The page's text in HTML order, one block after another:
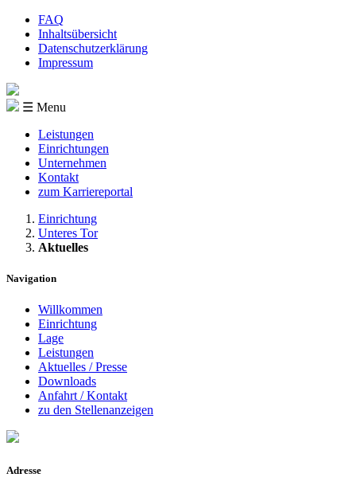
FAQ
Inhaltsübersicht
Datenschutzerklärung
Impressum
☰ Menu
Leistungen
Einrichtungen
Unternehmen
Kontakt
zum Karriereportal
Einrichtung
Unteres Tor
Aktuelles
Navigation
Willkommen
Einrichtung
Lage
Leistungen
Aktuelles / Presse
Downloads
Anfahrt / Kontakt
zu den Stellenanzeigen
Adresse